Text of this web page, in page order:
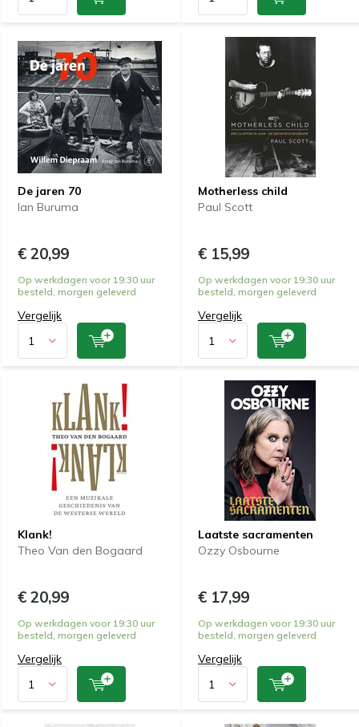
De jaren 70
Ian Buruma
€ 20,99
Op werkdagen voor 19:30 uur
besteld, morgen geleverd
Vergelijk
Motherless child
Paul Scott
€ 15,99
Op werkdagen voor 19:30 uur
besteld, morgen geleverd
Vergelijk
Klank!
Theo Van den Bogaard
€ 20,99
Op werkdagen voor 19:30 uur
besteld, morgen geleverd
Vergelijk
Laatste sacramenten
Ozzy Osbourne
€ 17,99
Op werkdagen voor 19:30 uur
besteld, morgen geleverd
Vergelijk